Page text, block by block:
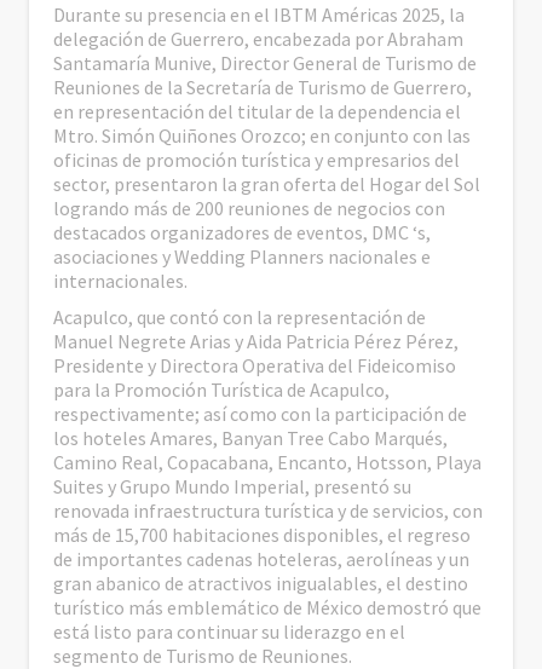
Durante su presencia en el IBTM Américas 2025, la
delegación de Guerrero, encabezada por Abraham
Santamaría Munive, Director General de Turismo de
Reuniones de la Secretaría de Turismo de Guerrero,
en representación del titular de la dependencia el
Mtro. Simón Quiñones Orozco; en conjunto con las
oficinas de promoción turística y empresarios del
sector, presentaron la gran oferta del Hogar del Sol
logrando más de 200 reuniones de negocios con
destacados organizadores de eventos, DMC ‘s,
asociaciones y Wedding Planners nacionales e
internacionales.
Acapulco, que contó con la representación de
Manuel Negrete Arias y Aida Patricia Pérez Pérez,
Presidente y Directora Operativa del Fideicomiso
para la Promoción Turística de Acapulco,
respectivamente; así como con la participación de
los hoteles Amares, Banyan Tree Cabo Marqués,
Camino Real, Copacabana, Encanto, Hotsson, Playa
Suites y Grupo Mundo Imperial, presentó su
renovada infraestructura turística y de servicios, con
más de 15,700 habitaciones disponibles, el regreso
de importantes cadenas hoteleras, aerolíneas y un
gran abanico de atractivos inigualables, el destino
turístico más emblemático de México demostró que
está listo para continuar su liderazgo en el
segmento de Turismo de Reuniones.